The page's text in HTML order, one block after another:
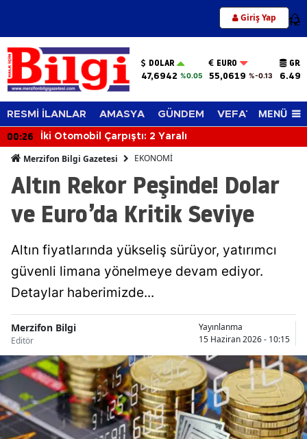
Giriş Yap 12
DOLAR
47,6942 %0.05
EURO
55,0619 %-0.13
RESMİ İLANLAR AMASYA GÜNDEM VEFAT EDENLER
MENÜ
00:26 İki Otomobil Çarpıştı: 2 Yaralı
Merzifon Bilgi Gazetesi EKONOMİ
Altın Rekor Peşinde! Dolar
ve Euro’da Kritik Seviye
Altın fiyatlarında yükseliş sürüyor, yatırımcı
güvenli limana yönelmeye devam ediyor.
Detaylar haberimizde...
Merzifon Bilgi
Editör
Yayınlanma
15 Haziran 2026 - 10:15